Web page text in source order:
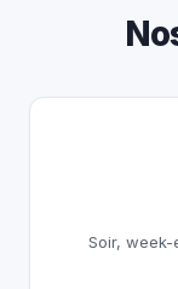
Soir,